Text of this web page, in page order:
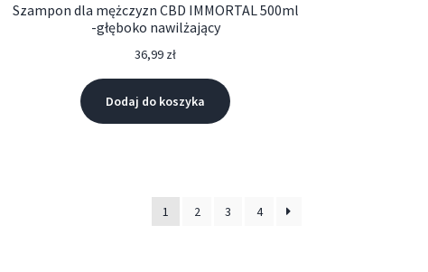
Szampon dla mężczyzn CBD IMMORTAL 500ml
-głęboko nawilżający
36,99 zł
Dodaj do koszyka
1 2 3 4